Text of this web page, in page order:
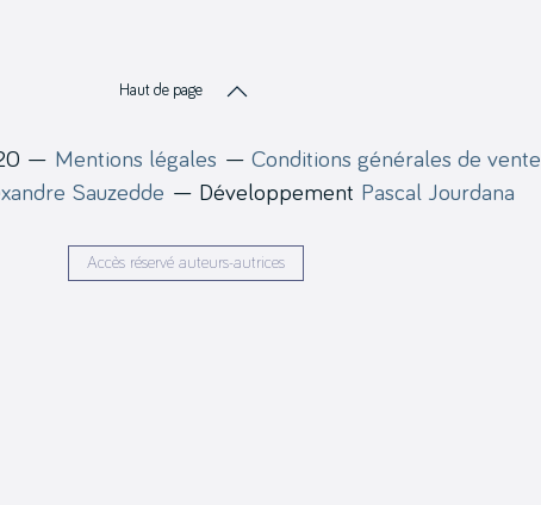
Haut de page
— Mentions légales — Conditions générales de vente
Sauzedde — Développement Pascal Jourdana
Accès réservé auteurs-autrices